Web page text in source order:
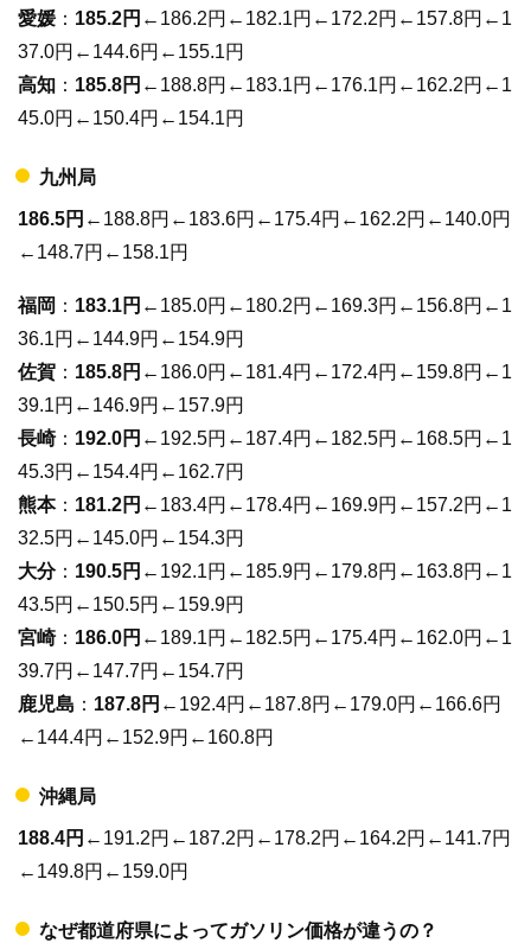
愛媛 ： 185.2円 ←186.2円←182.1円←172.2円←157.8円←1
37.0円←144.6円←155.1円
高知 ： 185.8円 ←188.8円←183.1円←176.1円←162.2円←1
45.0円←150.4円←154.1円
九州局
186.5円 ←188.8円←183.6円←175.4円←162.2円←140.0円
←148.7円←158.1円
福岡 ： 183.1円 ←185.0円←180.2円←169.3円←156.8円←1
36.1円←144.9円←154.9円
佐賀 ： 185.8円 ←186.0円←181.4円←172.4円←159.8円←1
39.1円←146.9円←157.9円
長崎： 192.0円 ←192.5円←187.4円←182.5円←168.5円←1
45.3円←154.4円←162.7円
熊本： 181.2円 ←183.4円←178.4円←169.9円←157.2円←1
32.5円←145.0円←154.3円
大分： 190.5円 ←192.1円←185.9円←179.8円←163.8円←1
43.5円←150.5円←159.9円
宮崎： 186.0円 ←189.1円←182.5円←175.4円←162.0円←1
39.7円←147.7円←154.7円
鹿児島 ： 187.8円 ←192.4円←187.8円←179.0円←166.6円
←144.4円←152.9円←160.8円
沖縄局
188.4円 ←191.2円←187.2円←178.2円←164.2円←141.7円
←149.8円←159.0円
なぜ都道府県によってガソリン価格が違うの？